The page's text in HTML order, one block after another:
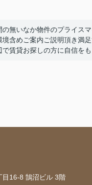
の無いなか物件のプライス
境含めご案内ご説明頂き満足
賃貸お探しの方に自信をも
目16-8 鵠沼ビル 3階